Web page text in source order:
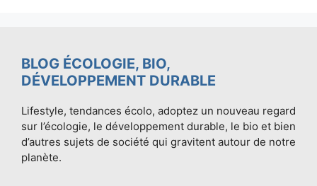
BLOG ÉCOLOGIE, BIO,
DÉVELOPPEMENT DURABLE
Lifestyle, tendances écolo, adoptez un nouveau regard
sur l’écologie, le développement durable, le bio et bien
d’autres sujets de société qui gravitent autour de notre
planète.